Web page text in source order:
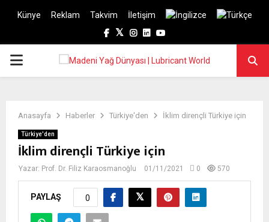
Künye Reklam Takvim
İletişim
Facebook
TwitterInstagram
LinkedinYoutube
PRIMARY
Anasayfa Haberler Türkiye'den İklim dirençli Türkiye için
Türkiye'den
İklim dirençli Türkiye için
Yazar: Prof. Dr. Filiz Karaosmanoğlu 01/11/2021 0 570
PAYLAŞ 0